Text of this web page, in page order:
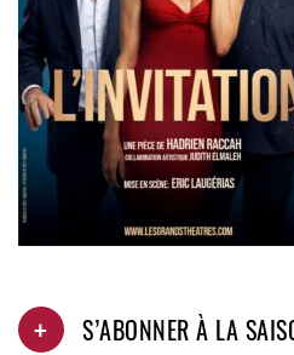
+ S’ABONNER À LA